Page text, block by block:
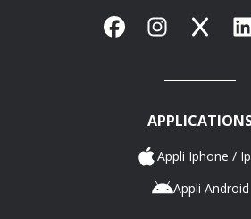
FacebookInstagram
X
Appli Iphone /
Appli Android